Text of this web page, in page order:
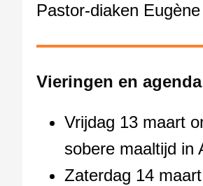
Pastor-diaken
Vieringen en agenda
Vrijdag 13 maart
sobere maaltijd in
Zaterdag 14